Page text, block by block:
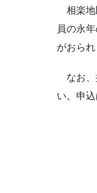
相楽地
員の永
がおら
なお、
い。申